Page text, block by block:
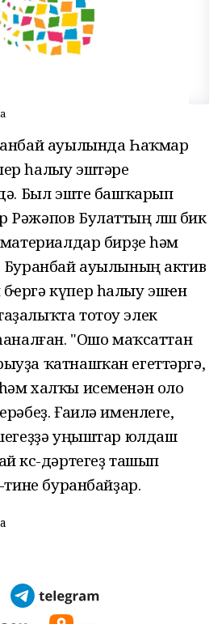
ауылында Һаҡмар
һалыу эштәре
Был эште башҡарып
Булаттың өлөшө бик
бирҙе һәм
Буранбай ауылының актив
күпер һалыу эшҽн
тотоу элек
"Ошо маҡсаттан
ҡатнашҡан егеттәргә,
халҡы исеменән оло
Ғаилә именлеге,
уңыштар юлдаш
көс-дәртегеҙ ташып
буранбайҙар.